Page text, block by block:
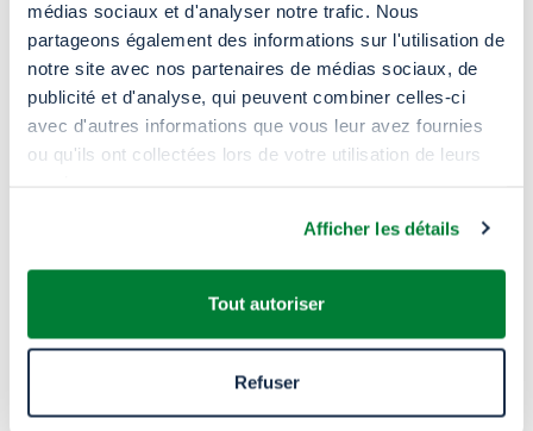
médias sociaux et d'analyser notre trafic. Nous
partageons également des informations sur l'utilisation de
notre site avec nos partenaires de médias sociaux, de
publicité et d'analyse, qui peuvent combiner celles-ci
avec d'autres informations que vous leur avez fournies
ou qu'ils ont collectées lors de votre utilisation de leurs
Afficher les détails
Tout autoriser
Refuser
Pourquoi